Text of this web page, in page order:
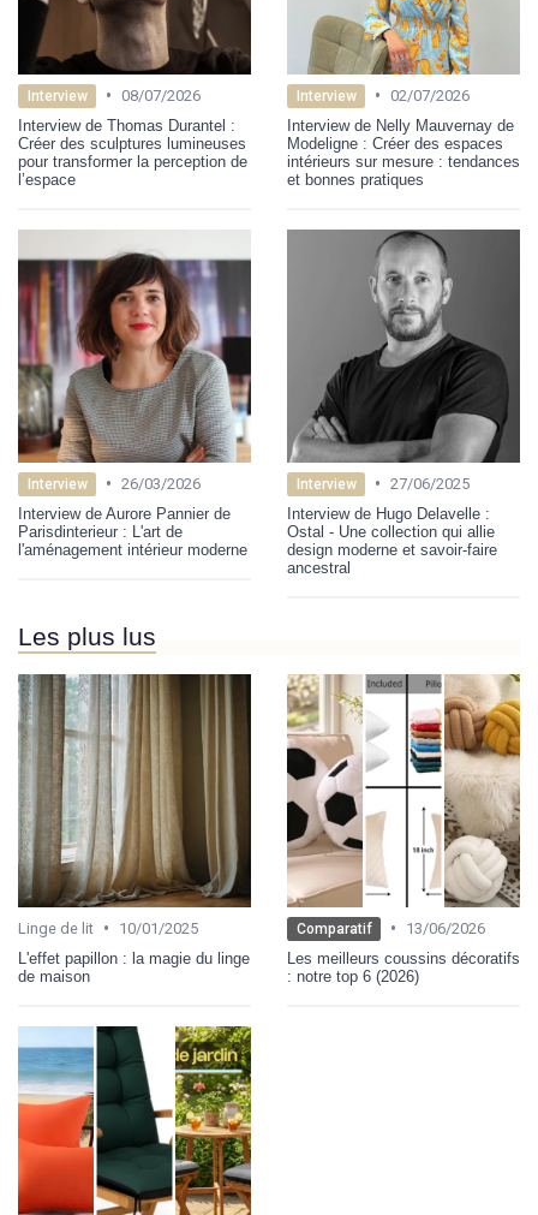
Interview • 08/07/2026
Interview de Thomas Durantel :
Créer des sculptures lumineuses
pour transformer la perception de
l’espace
Interview • 02/07/2026
Interview de Nelly Mauvernay de
Modeligne : Créer des espaces
intérieurs sur mesure : tendances
et bonnes pratiques
Interview • 26/03/2026
Interview de Aurore Pannier de
Parisdinterieur : L'art de
l'aménagement intérieur moderne
Interview • 27/06/2025
Interview de Hugo Delavelle :
Ostal - Une collection qui allie
design moderne et savoir-faire
ancestral
Les plus lus
Linge de lit •
10/01/2025
L'effet papillon : la magie du linge
de maison
Comparatif •
13/06/2026
Les meilleurs coussins décoratifs
: notre top 6 (2026)